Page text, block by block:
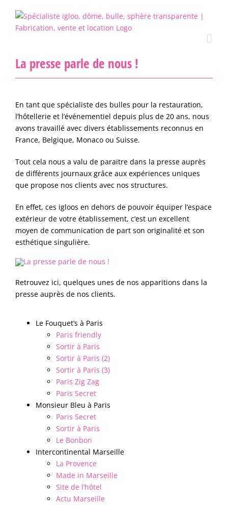
contenu
La presse parle de nous !
En tant que spécialiste des bulles pour la restauration,
l’hôtellerie et l’événementiel depuis plus de 20 ans, nous
avons travaillé avec divers établissements reconnus en
France, Belgique, Monaco ou Suisse.
Tout cela nous a valu de paraitre dans la presse auprès
de différents journaux grâce aux expériences uniques
que propose nos clients avec nos structures.
En effet, ces igloos en dehors de pouvoir équiper l’espace
extérieur de votre établissement, c’est un excellent
moyen de communication de part son originalité et son
esthétique singulière.
Retrouvez ici, quelques unes de nos apparitions dans la
presse auprès de nos clients.
Le Fouquet’s à Paris
Paris friendly
Sortir à Paris
Sortir à Paris (2)
Sortir à Paris (3)
Paris Zig Zag
Paris Secret
Monsieur Bleu à Paris
Paris Secret
Sortir à Paris
Le Bonbon
Intercontinental Marseille
La Provence
Made in Marseille
Site de l’hôtel
Actu Marseille